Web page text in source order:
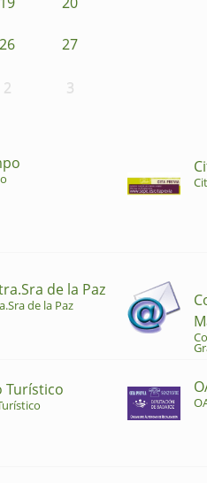
26 27
2 3
de la Paz
de la Paz
Turístico